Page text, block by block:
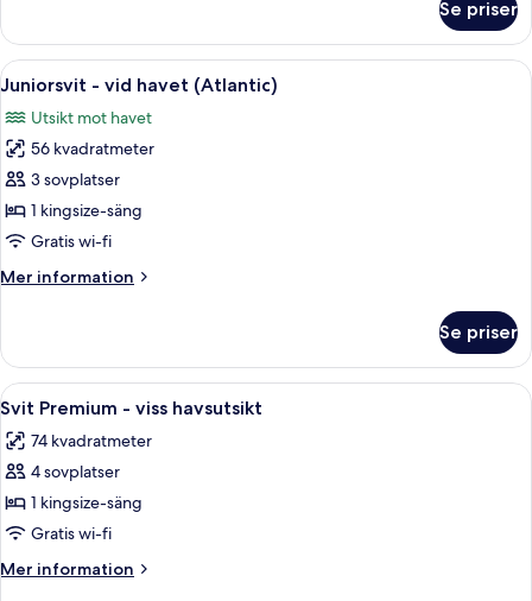
-
vid
havet
Se priser
Öppna
alla
foton
för
Juniorsvit
-
vid
(Atlantic)
Ett hotellrum med en stor säng, en
3
Juniorsvit - vid havet (Atlantic)
Utsikt mot havet
56 kvadratmeter
3 sovplatser
1 kingsize-säng
Gratis wi-fi
Mer information
Mer
-
vid
havet
Se priser
Öppna
alla
foton
för
Svit
Premium
-
viss
Ett hotellrum med en stor säng,
2
Svit Premium - viss havsutsikt
74 kvadratmeter
4 sovplatser
1 kingsize-säng
Gratis wi-fi
Mer information
Mer